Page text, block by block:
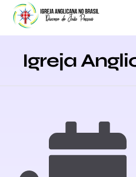
Igreja